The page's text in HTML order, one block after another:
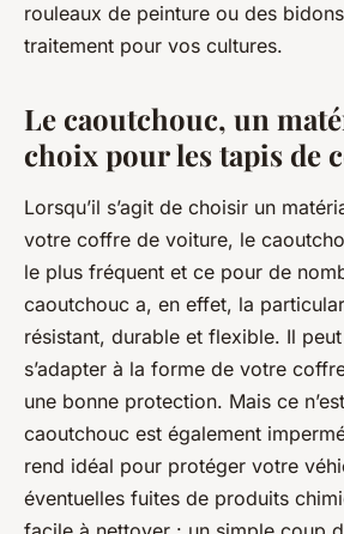
rouleaux de peinture ou des
traitement pour vos cultures.
Le caoutchouc, un
choix pour les tapis de
Lorsqu’il s’agit de choisir un
votre coffre de voiture, le
le plus fréquent et ce pour de
caoutchouc a, en effet, la
résistant, durable et flexible. Il
s’adapter à la forme de votre
une bonne protection. Mais ce
caoutchouc est également
rend idéal pour protéger votre
éventuelles fuites de produits